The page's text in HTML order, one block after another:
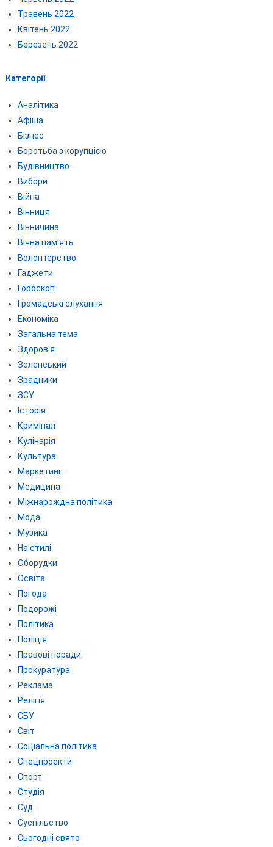
Травень 2022
Квітень 2022
Березень 2022
Категорії
Аналітика
Афіша
Бізнес
Боротьба з корупцією
Будівництво
Вибори
Війна
Вінниця
Вінничина
Вічна пам'ять
Волонтерство
Гаджети
Гороскоп
Громадські слухання
Економіка
Загальна тема
Здоров'я
Зеленський
Зрадники
ЗСУ
Історія
Кримінал
Кулінарія
Культура
Маркетинг
Медицина
Міжнарождна політика
Мода
Музика
На стилі
Оборудки
Освіта
Погода
Подорожі
Політика
Поліція
Правові поради
Прокуратура
Реклама
Релігія
СБУ
Світ
Соціальна політика
Спецпроекти
Спорт
Студія
Суд
Суспільство
Сьогодні свято